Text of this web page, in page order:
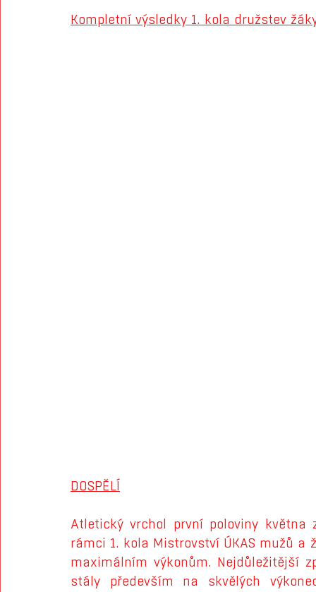
Kompletní výsledky 1. kola družstev
DOSPĚLÍ
Atletický vrchol první poloviny
rámci 1. kola Mistrovství ÚKAS mužů a
maximálním výkonům. Nejdůležitější
stály především na skvělých